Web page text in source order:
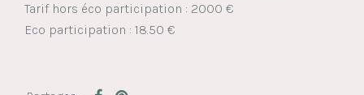
Tarif hors éco participation : 2000 €
Eco participation : 18.50 €